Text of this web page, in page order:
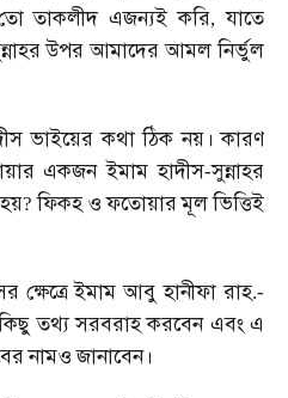
তাকলীদ এজন্যই করি,যাতে
উপর আমাদের আমল নির্ভুল
ভাইয়ের কথা ঠিক নয়। কারণ
একজন ইমাম হাদীস-সুন্নাহর
হয়?ফিকহ ও ফতোয়ারমূলভিত্তিই
ক্ষেত্রে ইমাম আবু হানীফা রাহ.-
তথ্য সরবরাহ করবেন এবং এ
নামও জানাবেন।